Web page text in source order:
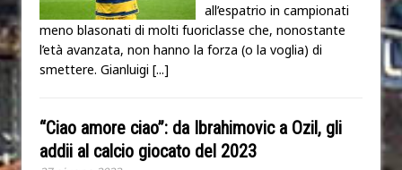
all’espatrio in campionati
meno blasonati di molti fuoriclasse che, nonostante
l’età avanzata, non hanno la forza (o la voglia) di
smettere. Gianluigi [...]
“Ciao amore ciao”: da Ibrahimovic a Ozil, gli
addii al calcio giocato del 2023